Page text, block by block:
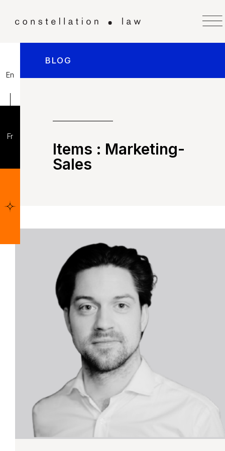
En
Fr
BLOG
Items : Marketing-
Sales